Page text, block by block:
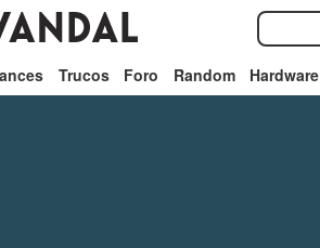
Trucos Foro Random Hardware